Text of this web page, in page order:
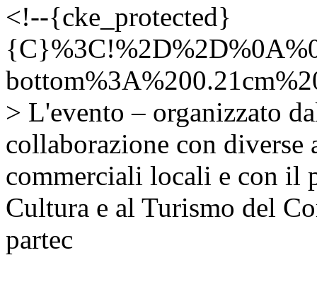
<!--{cke_protected}
> L'evento – organizzato
collaborazione con
commerciali locali e con il
Cultura e al Turismo del
partec